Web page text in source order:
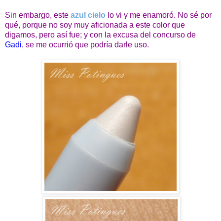
Sin embargo, este azul cielo lo vi y me enamoró. No sé por
qué, porque no soy muy aficionada a este color que
digamos, pero así fue; y con la excusa del concurso de
Gadi, se me ocurrió que podría darle uso.